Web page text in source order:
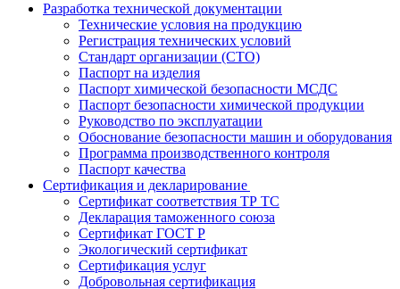
Разработка технической документации
Технические условия на продукцию
Регистрация технических условий
Стандарт организации (СТО)
Паспорт на изделия
Паспорт химической безопасности МСДС
Паспорт безопасности химической продукции
Руководство по эксплуатации
Обоснование безопасности машин и оборудования
Программа производственного контроля
Паспорт качества
Сертификация и декларирование
Сертификат соответствия ТР ТС
Декларация таможенного союза
Сертификат ГОСТ Р
Экологический сертификат
Сертификация услуг
Добровольная сертификация